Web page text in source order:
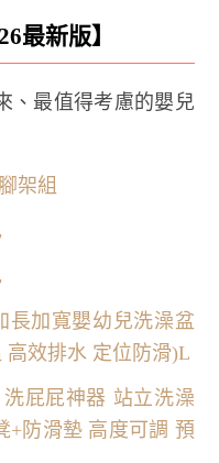
最新版】
、最值得考慮的嬰兒
架組
長加寬嬰幼兒洗澡盆
高效排水 定位防滑)L
洗屁屁神器 站立洗澡
+防滑墊 高度可調 預